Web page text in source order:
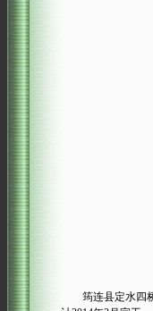
筠连县定水四桥